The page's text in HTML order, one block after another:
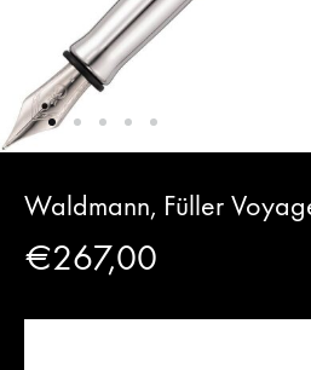
Waldmann, Füller
€267,00